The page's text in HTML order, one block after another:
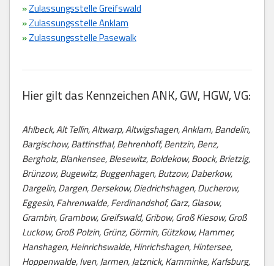
»Zulassungsstelle Greifswald
»Zulassungsstelle Anklam
»Zulassungsstelle Pasewalk
Hier gilt das Kennzeichen ANK, GW, HGW, VG:
Ahlbeck, Alt Tellin, Altwarp, Altwigshagen, Anklam, Bandelin,
Bargischow, Battinsthal, Behrenhoff, Bentzin, Benz,
Bergholz, Blankensee, Blesewitz, Boldekow, Boock, Brietzig,
Brünzow, Bugewitz, Buggenhagen, Butzow, Daberkow,
Dargelin, Dargen, Dersekow, Diedrichshagen, Ducherow,
Eggesin, Fahrenwalde, Ferdinandshof, Garz, Glasow,
Grambin, Grambow, Greifswald, Gribow, Groß Kiesow, Groß
Luckow, Groß Polzin, Grünz, Görmin, Gützkow, Hammer,
Hanshagen, Heinrichswalde, Hinrichshagen, Hintersee,
Hoppenwalde, Iven, Jarmen, Jatznick, Kamminke, Karlsburg,